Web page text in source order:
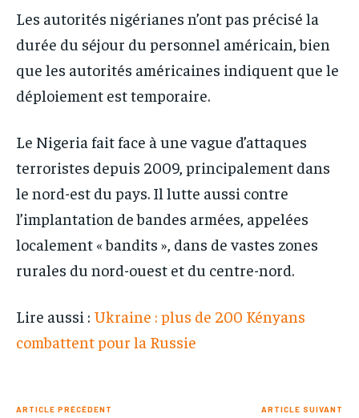
Les autorités nigérianes n’ont pas précisé la
durée du séjour du personnel américain, bien
que les autorités américaines indiquent que le
déploiement est temporaire.
Le Nigeria fait face à une vague d’attaques
terroristes depuis 2009, principalement dans
le nord-est du pays. Il lutte aussi contre
l’implantation de bandes armées, appelées
localement « bandits », dans de vastes zones
rurales du nord-ouest et du centre-nord.
Lire aussi : Ukraine : plus de 200 Kényans
combattent pour la Russie
ARTICLE PRÉCÉDENT ARTICLE SUIVANT